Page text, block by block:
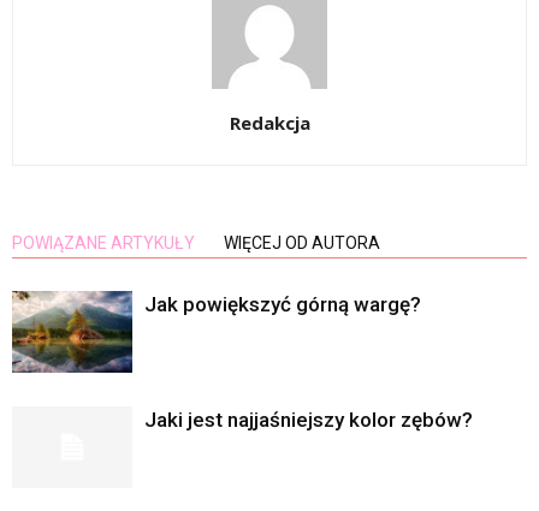
Redakcja
POWIĄZANE ARTYKUŁY WIĘCEJ OD AUTORA
Jak powiększyć górną wargę?
Jaki jest najjaśniejszy kolor zębów?